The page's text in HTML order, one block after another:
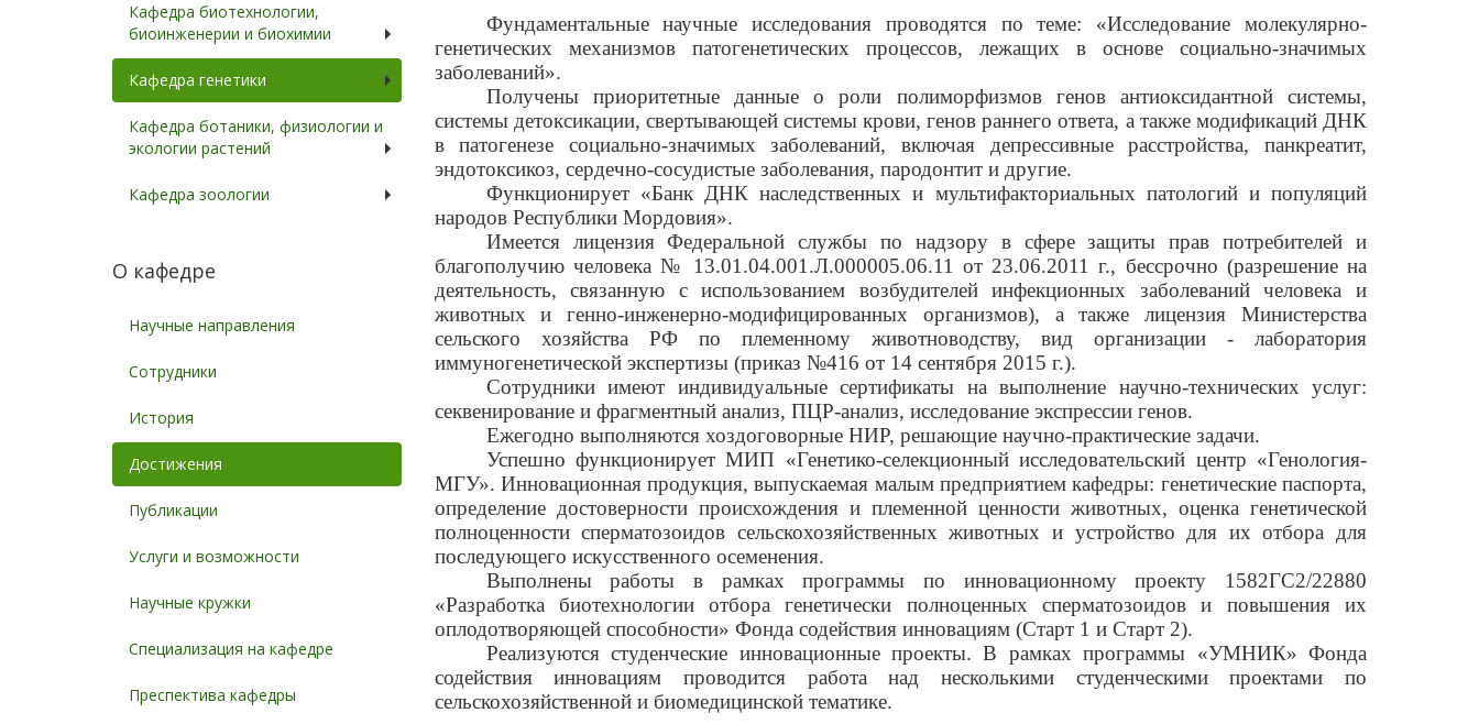
Фундаментальные научные исследования проводятся по теме: «Исследование молекулярно-
генетических механизмов патогенетических процессов, лежащих в основе социально-значимых
заболеваний».
Получены приоритетные данные о роли полиморфизмов генов антиоксидантной системы,
системы детоксикации, свертывающей системы крови, генов раннего ответа, а также модификаций ДНК
в патогенезе социально-значимых заболеваний, включая депрессивные расстройства, панкреатит,
эндотоксикоз, сердечно-сосудистые заболевания, пародонтит и другие.
Функционирует «Банк ДНК наследственных и мультифакториальных патологий и популяций
народов Республики Мордовия».
Имеется лицензия Федеральной службы по надзору в сфере защиты прав потребителей и
благополучию человека № 13.01.04.001.Л.000005.06.11 от 23.06.2011 г., бессрочно (разрешение на
деятельность, связанную с использованием возбудителей инфекционных заболеваний человека и
животных и генно-инженерно-модифицированных организмов), а также лицензия Министерства
сельского хозяйства РФ по племенному животноводству, вид организации - лаборатория
иммуногенетической экспертизы (приказ №416 от 14 сентября 2015 г.).
Сотрудники имеют индивидуальные сертификаты на выполнение научно-технических услуг:
секвенирование и фрагментный анализ, ПЦР-анализ, исследование экспрессии генов.
Ежегодно выполняются хоздоговорные НИР, решающие научно-практические задачи.
Успешно функционирует МИП «Генетико-селекционный исследовательский центр «Генология-
МГУ». Инновационная продукция, выпускаемая малым предприятием кафедры: генетические паспорта,
определение достоверности происхождения и племенной ценности животных, оценка генетической
полноценности сперматозоидов сельскохозяйственных животных и устройство для их отбора для
последующего искусственного осеменения.
Выполнены работы в рамках программы по инновационному проекту 1582ГС2/22880
«Разработка биотехнологии отбора генетически полноценныхсперматозоидов и повышения их
оплодотворяющей способности» Фонда содействия инновациям (Старт 1 и Старт 2).
Реализуются студенческие инновационные проекты. В рамках программы «УМНИК» Фонда
содействия инновациям проводится работа над несколькими студенческими проектами по
сельскохозяйственной и биомедицинской тематике.
Кафедра биотехнологии,
биоинженерии и биохимии
Кафедра генетики
Кафедра ботаники, физиологии и
экологии растений
Кафедра зоологии
О кафедре
Научные направления
Сотрудники
История
Достижения
Публикации
Услуги и возможности
Научные кружки
Специализация на кафедре
Преспектива кафедры